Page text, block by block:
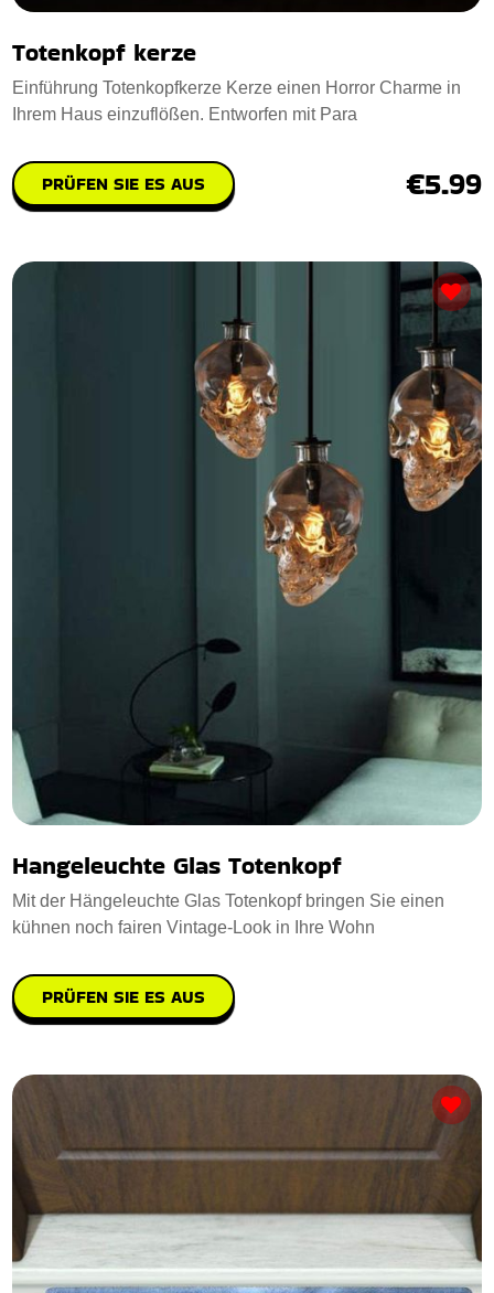
Totenkopf kerze
Einführung Totenkopfkerze Kerze einen Horror Charme in
Ihrem Haus einzuflößen. Entworfen mit Para
PRÜFEN SIE ES AUS €5.99
Hangeleuchte Glas Totenkopf
Mit der Hängeleuchte Glas Totenkopf bringen Sie einen
kühnen noch fairen Vintage-Look in Ihre Wohn
PRÜFEN SIE ES AUS